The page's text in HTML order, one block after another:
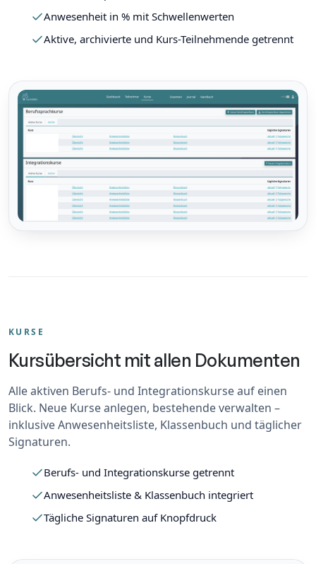
Anwesenheit in % mit Schwellenwerten
Aktive, archivierte und Kurs-Teilnehmende getrennt
KURSE
Kursübersicht mit allen Dokumenten
Alle aktiven Berufs- und Integrationskurse auf einen
Blick. Neue Kurse anlegen, bestehende verwalten –
inklusive Anwesenheitsliste, Klassenbuch und täglicher
Signaturen.
Berufs- und Integrationskurse getrennt
Anwesenheitsliste & Klassenbuch integriert
Tägliche Signaturen auf Knopfdruck